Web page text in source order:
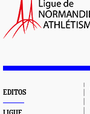
EDITOS